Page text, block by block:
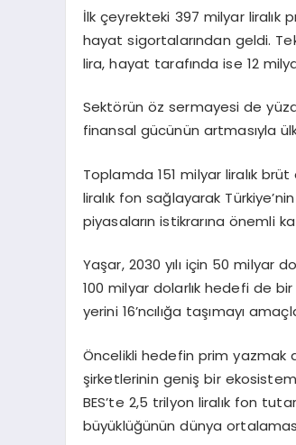
İlk çeyrekteki 397 milyar liralık
hayat sigortalarından geldi.
lira, hayat tarafında ise 12
Sektörün öz sermayesi de
finansal gücünün artmasıyla
Toplamda 151 milyar liralık
liralık fon sağlayarak
piyasaların istikrarına önemli
Yaşar, 2030 yılı için 50 milyar
100 milyar dolarlık hedefi de
yerini 16’ncılığa taşımayı
Öncelikli hedefin prim yazmak
şirketlerinin geniş bir
BES’te 2,5 trilyon liralık fon
büyüklüğünün dünya